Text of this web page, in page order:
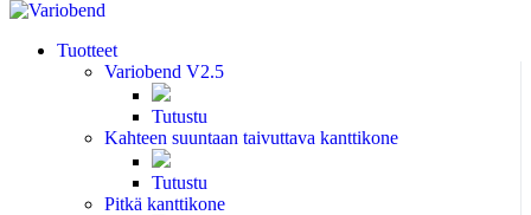
Tuotteet
Variobend V2.5
Tutustu
Kahteen suuntaan taivuttava kanttikone
Tutustu
Pitkä kanttikone